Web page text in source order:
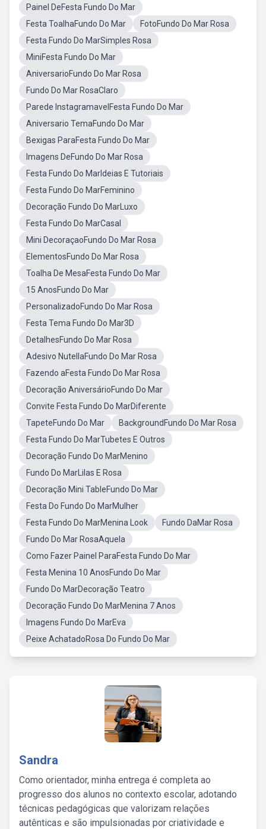
Painel DeFesta Fundo Do Mar
Festa ToalhaFundo Do Mar
FotoFundo Do Mar Rosa
Festa Fundo Do MarSimples Rosa
MiniFesta Fundo Do Mar
AniversarioFundo Do Mar Rosa
Fundo Do Mar RosaClaro
Parede InstagramavelFesta Fundo Do Mar
Aniversario TemaFundo Do Mar
Bexigas ParaFesta Fundo Do Mar
Imagens DeFundo Do Mar Rosa
Festa Fundo Do MarIdeias E Tutoriais
Festa Fundo Do MarFeminino
Decoração Fundo Do MarLuxo
Festa Fundo Do MarCasal
Mini DecoraçaoFundo Do Mar Rosa
ElementosFundo Do Mar Rosa
Toalha De MesaFesta Fundo Do Mar
15 AnosFundo Do Mar
PersonalizadoFundo Do Mar Rosa
Festa Tema Fundo Do Mar3D
DetalhesFundo Do Mar Rosa
Adesivo NutellaFundo Do Mar Rosa
Fazendo aFesta Fundo Do Mar Rosa
Decoração AniversárioFundo Do Mar
Convite Festa Fundo Do MarDiferente
TapeteFundo Do Mar
BackgroundFundo Do Mar Rosa
Festa Fundo Do MarTubetes E Outros
Decoração Fundo Do MarMenino
Fundo Do MarLilas E Rosa
Decoração Mini TableFundo Do Mar
Festa Do Fundo Do MarMulher
Festa Fundo Do MarMenina Look
Fundo DaMar Rosa
Fundo Do Mar RosaAquela
Como Fazer Painel ParaFesta Fundo Do Mar
Festa Menina 10 AnosFundo Do Mar
Fundo Do MarDecoração Teatro
Decoração Fundo Do MarMenina 7 Anos
Imagens Fundo Do MarEva
Peixe AchatadoRosa Do Fundo Do Mar
Sandra
Como orientador, minha entrega é completa ao
progresso dos alunos no contexto escolar, adotando
técnicas pedagógicas que valorizam relações
autênticas e são impulsionadas por criatividade e